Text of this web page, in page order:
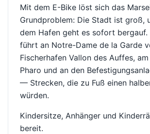
Mit dem E-Bike löst sich das
Grundproblem: Die Stadt ist groß,
dem Hafen geht es sofort bergauf.
führt an Notre-Dame de la Garde
Fischerhafen Vallon des Auffes,
Pharo und an den
— Strecken, die zu Fuß einen
würden.
Kindersitze, Anhänger und
bereit.